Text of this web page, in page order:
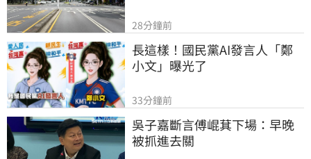
28分鐘前
長這樣！國民黨AI發言人「鄭
小文」曝光了
33分鐘前
吳子嘉斷言傅崐萁下場：早晚
被抓進去關